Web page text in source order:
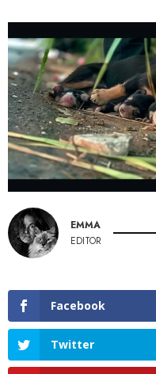
EMMA
EDITOR
Facebook
Twitter